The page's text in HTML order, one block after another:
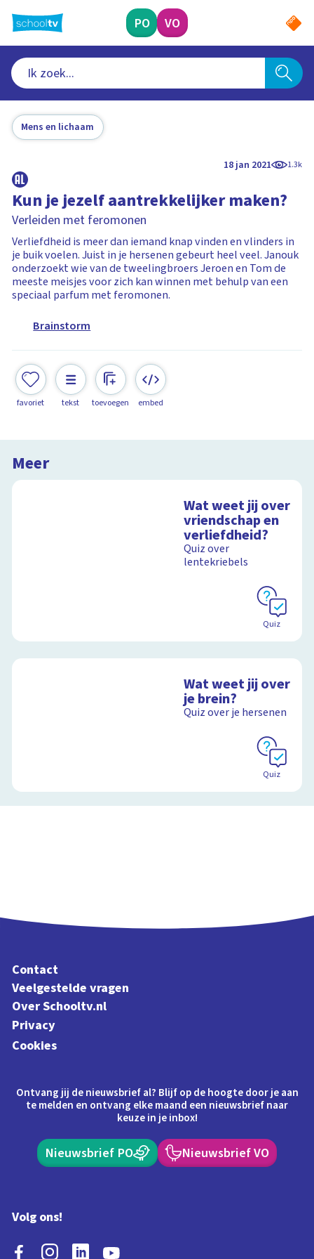
naar
hoofdinhoud
PO VO
Mens en lichaam
18 jan 2021 1.3k
Kun je jezelf aantrekkelijker maken?
Verleiden met feromonen
Verliefdheid is meer dan iemand knap vinden en vlinders in
je buik voelen. Juist in je hersenen gebeurt heel veel. Janouk
onderzoekt wie van de tweelingbroers Jeroen en Tom de
meeste meisjes voor zich kan winnen met behulp van een
speciaal parfum met feromonen.
Brainstorm
favoriet tekst toevoegen embed
Meer
Wat weet jij over
vriendschap en
verliefdheid?
Quiz over
lentekriebels
Quiz
Wat weet jij over
je brein?
Quiz over je hersenen
Quiz
Contact
Veelgestelde vragen
Over Schooltv.nl
Privacy
Cookies
Ontvang jij de nieuwsbrief al? Blijf op de hoogte door je aan
te melden en ontvang elke maand een nieuwsbrief naar
keuze in je inbox!
Nieuwsbrief PO Nieuwsbrief VO
Volg ons!